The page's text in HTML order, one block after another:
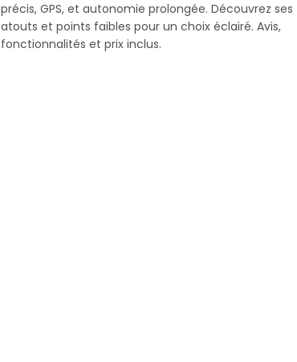
précis, GPS, et autonomie prolongée. Découvrez ses
atouts et points faibles pour un choix éclairé. Avis,
fonctionnalités et prix inclus.